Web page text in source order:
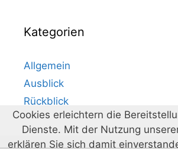
Kategorien
Allgemein
Ausblick
Rückblick
Cookies erleichtern die
Dienste. Mit der Nutzung
erklären Sie sich damit